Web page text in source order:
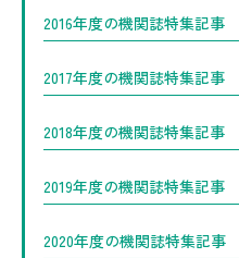
2016年度の機関誌特集記事
2017年度の機関誌特集記事
2018年度の機関誌特集記事
2019年度の機関誌特集記事
2020年度の機関誌特集記事